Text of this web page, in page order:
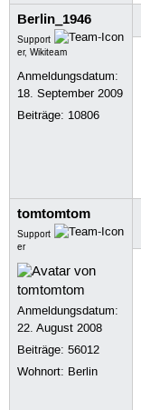
Berlin_1946
Support
er, Wikiteam
Anmeldungsdatum:
18. September 2009
Beiträge: 10806
tomtomtom
Support
er
Anmeldungsdatum:
22. August 2008
Beiträge:56012
Wohnort: Berlin